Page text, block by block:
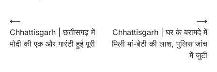
Post
navigation
⟵
Chhattisgarh | छत्तीसगढ़ में
मोदी की एक और गारंटी हुई पूरी
Chhattisgarh | घर के बरामदे में
मिली मां-बेटी की लाश, पुलिस जांच
में जुटी
⟶